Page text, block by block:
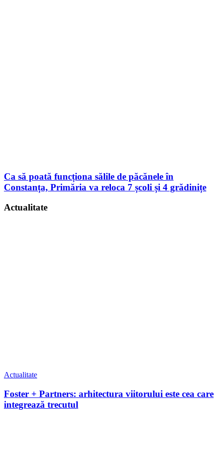
Ca să poată funcționa sălile de păcănele în
Constanța, Primăria va reloca 7 școli și 4 grădinițe
Actualitate
Actualitate
Foster + Partners: arhitectura viitorului este cea care
integrează trecutul